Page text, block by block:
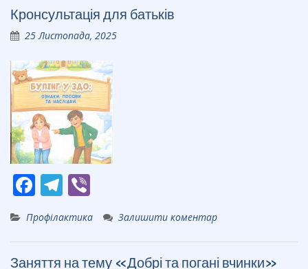
o
o
k
a
m
Кронсультація для батьків
25 Листопада, 2025
F
ac
e
b
T
e
gr
er
Профілактика Залишити коментар
Заняття на тему «Добрі та погані вчинки»